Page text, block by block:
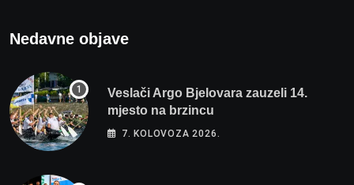
Nedavne objave
Veslači Argo Bjelovara zauzeli 14.
mjesto na brzincu
7. KOLOVOZA 2026.